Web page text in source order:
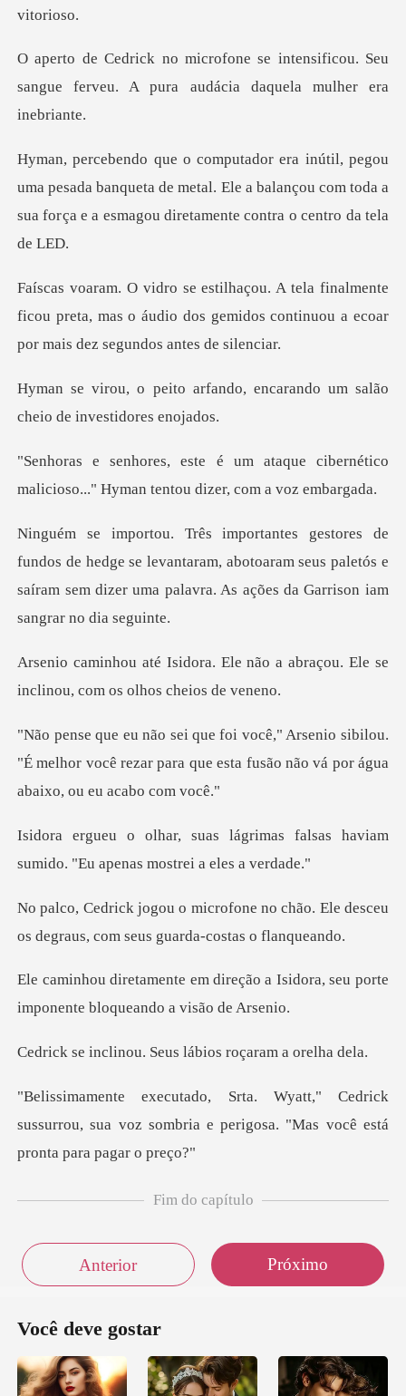
tensificou. Seu
sangue ferveu. A pura
esada banqueta de metal. Ele a balançou com toda a
sua for
mente
ficou preta, mas o áudio dos gemidos continuo
ando, encarando um salão
ch
que cibernético
malicioso..." Hyman
edge se levantaram, abotoaram seus paletós e
saíram sem dizer
e não a abraçou. Ele se
inclinou
sibilou.
"É melhor você rezar para que esta fus
rimas falsas haviam
sumido. "Eu
no chão. Ele desceu
os degraus, co
ção a Isidora, seu porte
imponen
u. Seus lábios roç
drick
sussurrou, sua voz sombria e perigosa
Fim do capítulo
Anterior Próximo
Você deve gostar